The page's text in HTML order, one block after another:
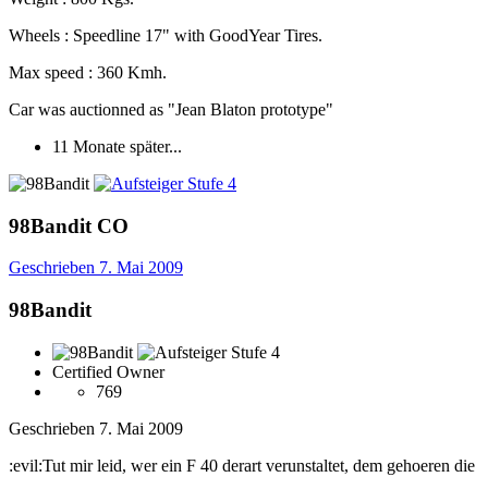
Wheels : Speedline 17" with GoodYear Tires.
Max speed : 360 Kmh.
Car was auctionned as "Jean Blaton prototype"
11 Monate später...
98Bandit CO
Geschrieben 7. Mai 2009
98Bandit
Certified Owner
769
Geschrieben 7. Mai 2009
:evil:Tut mir leid, wer ein F 40 derart verunstaltet, dem gehoeren die